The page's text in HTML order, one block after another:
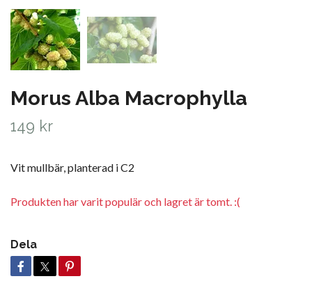
Morus Alba Macrophylla
149 kr
Vit mullbär, planterad i C2
Produkten har varit populär och lagret är tomt. :(
Dela